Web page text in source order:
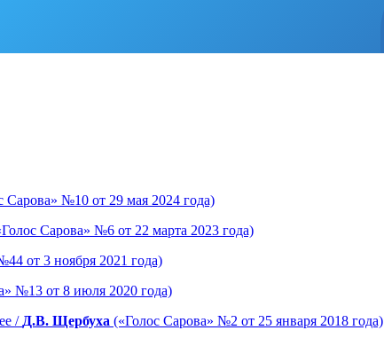
Сарова» №10 от 29 мая 2024 года)
Сарова» №6 от 22 марта 2023 года)
от 3 ноября 2021 года)
№13 от 8 июля 2020 года)
/ Д.В. Щербуха («Голос Сарова» №2 от 25 января 2018 года)